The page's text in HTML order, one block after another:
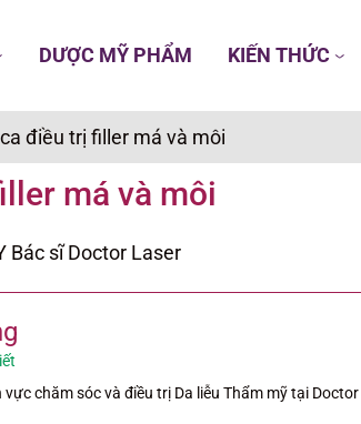
DƯỢC MỸ PHẨM KIẾN THỨC
điều trị filler má và môi
má và môi
Bác sĩ Doctor Laser
chăm sóc và điều trị Da liễu Thẩm mỹ tại Doctor